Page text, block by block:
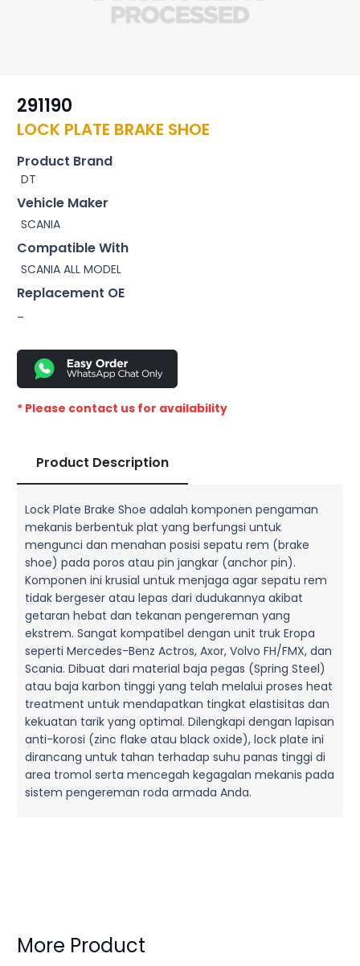
291190
LOCK PLATE BRAKE SHOE
Product Brand
DT
Vehicle Maker
SCANIA
Compatible With
SCANIA ALL MODEL
Replacement OE
–
* Please contact us for availability
Product Description
Lock Plate Brake Shoe adalah komponen pengaman
mekanis berbentuk plat yang berfungsi untuk
mengunci dan menahan posisi sepatu rem (brake
shoe) pada poros atau pin jangkar (anchor pin).
Komponen ini krusial untuk menjaga agar sepatu rem
tidak bergeser atau lepas dari dudukannya akibat
getaran hebat dan tekanan pengereman yang
ekstrem. Sangat kompatibel dengan unit truk Eropa
seperti Mercedes-Benz Actros, Axor, Volvo FH/FMX, dan
Scania. Dibuat dari material baja pegas (Spring Steel)
atau baja karbon tinggi yang telah melalui proses heat
treatment untuk mendapatkan tingkat elastisitas dan
kekuatan tarik yang optimal. Dilengkapi dengan lapisan
anti-korosi (zinc flake atau black oxide), lock plate ini
dirancang untuk tahan terhadap suhu panas tinggi di
area tromol serta mencegah kegagalan mekanis pada
sistem pengereman roda armada Anda.
More Product